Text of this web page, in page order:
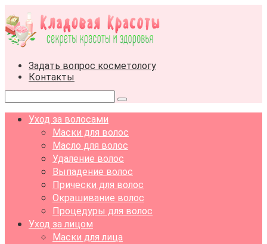
к
контенту
Задать вопрос косметологу
Контакты
Поиск:
Уход за волосами
Маски для волос
Масло для волос
Удаление волос
Выпадение волос
Прически для волос
Окрашивание волос
Процедуры для волос
Уход за лицом
Маски для лица